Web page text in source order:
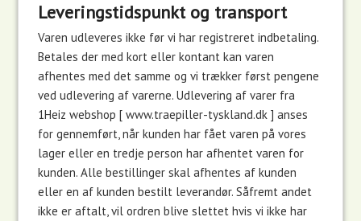
Leveringstidspunkt og transport
Varen udleveres ikke før vi har registreret indbetaling.
Betales der med kort eller kontant kan varen
afhentes med det samme og vi trækker først pengene
ved udlevering af varerne. Udlevering af varer fra
1Heiz webshop [ www.traepiller-tyskland.dk ] anses
for gennemført, når kunden har fået varen på vores
lager eller en tredje person har afhentet varen for
kunden. Alle bestillinger skal afhentes af kunden
eller en af kunden bestilt leverandør. Såfremt andet
ikke er aftalt, vil ordren blive slettet hvis vi ikke har